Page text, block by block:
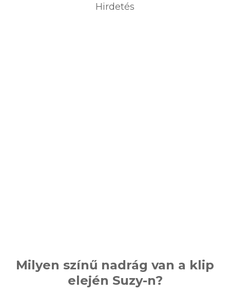
Hirdetés
Milyen színű nadrág van a klip
elején Suzy-n?